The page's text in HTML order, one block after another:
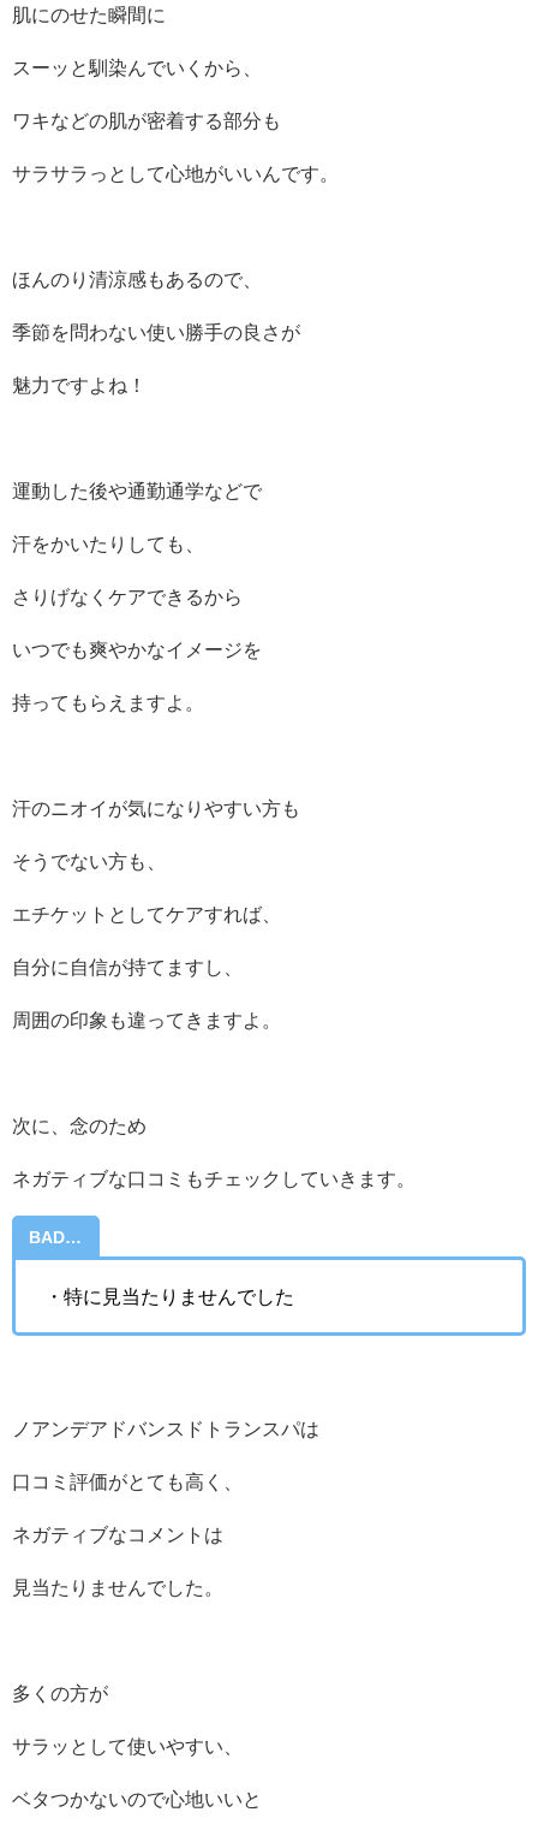
肌にのせた瞬間に
スーッと馴染んでいくから、
ワキなどの肌が密着する部分も
サラサラっとして心地がいいんです。
ほんのり清涼感もあるので、
季節を問わない使い勝手の良さが
魅力ですよね！
運動した後や通勤通学などで
汗をかいたりしても、
さりげなくケアできるから
いつでも爽やかなイメージを
持ってもらえますよ。
汗のニオイが気になりやすい方も
そうでない方も、
エチケットとしてケアすれば、
自分に自信が持てますし、
周囲の印象も違ってきますよ。
次に、念のため
ネガティブな口コミもチェックしていきます。
BAD…
・特に見当たりませんでした
ノアンデアドバンスドトランスパは
口コミ評価がとても高く、
ネガティブなコメントは
見当たりませんでした。
多くの方が
サラッとして使いやすい、
ベタつかないので心地いいと